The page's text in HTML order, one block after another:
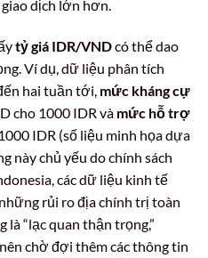
dịch lớn hơn.
tỷ giá IDR/VNDcó thể dao
Ví dụ, dữ liệu phân tích
hai tuần tới, mức kháng cự
cho 1000 IDR và mức hỗ trợ
IDR (số liệu minh họa dựa
này chủ yếu do chính sách
các dữ liệu kinh tế
rủi ro địa chính trị toàn
“lạc quan thận trọng,”
chờ đợi thêm các thông tin